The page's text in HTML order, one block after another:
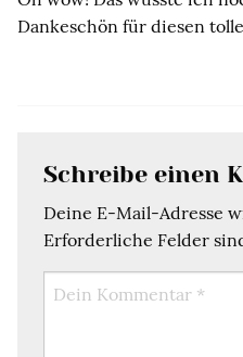
Dankeschön für diesen
Schreibe einen
Deine E-Mail-Adresse
Erforderliche Felder